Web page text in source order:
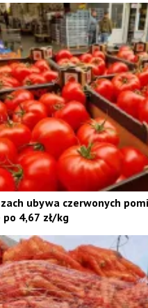
ubywa czerwonych
4,67 zł/kg